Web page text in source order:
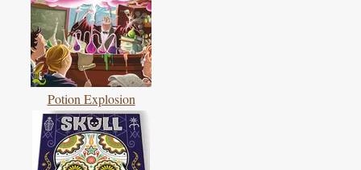
Potion Explosion